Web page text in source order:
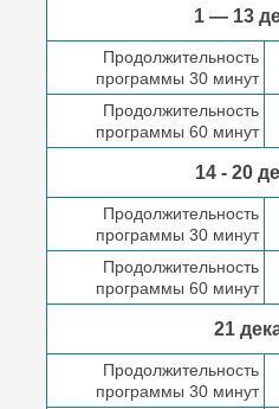
1 — 13
Продолжительность
программы 30 минут
Продолжительность
программы 60 минут
14 - 20
Продолжительность
программы 30 минут
Продолжительность
программы 60 минут
21
Продолжительность
программы 30 минут